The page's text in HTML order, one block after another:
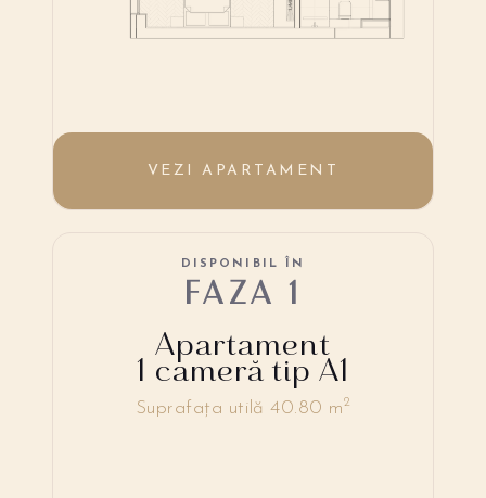
VEZI APARTAMENT
Apartament
1 cameră tip A1
DISPONIBIL ÎN
FAZA 1
Suprafața utilă 40.80 m2